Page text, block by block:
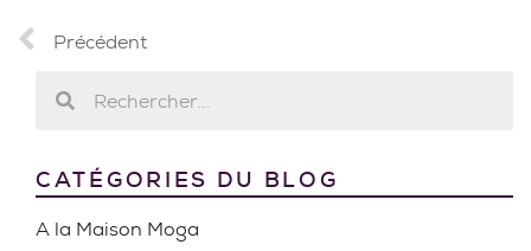
Précédent
CATÉGORIES DU BLOG
A la Maison Moga